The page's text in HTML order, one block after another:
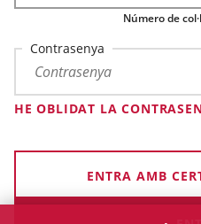
Número de
Contrasenya
HE OBLIDAT LA
ENTRA AMB